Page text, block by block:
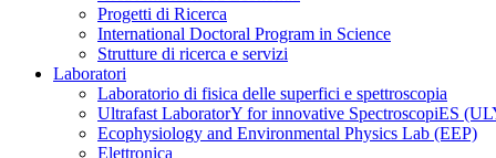
Progetti di Ricerca
International Doctoral Program in Science
Strutture di ricerca e servizi
Laboratori
Laboratorio di fisica delle superfici e spettroscopia
Ultrafast LaboratorY for innovative SpectroscopiES
Ecophysiology and Environmental Physics Lab (EEP)
Elettronica